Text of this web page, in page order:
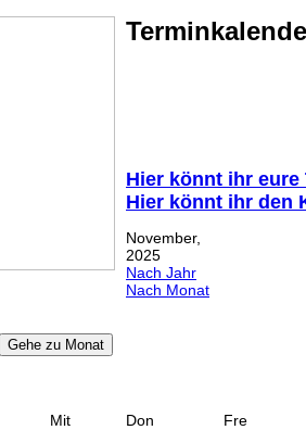
Hier könnt ihr eure
Hier könnt ihr den
November,
2025
Nach Jahr
Nach Monat
Gehe zu Monat
Mit Don Fre